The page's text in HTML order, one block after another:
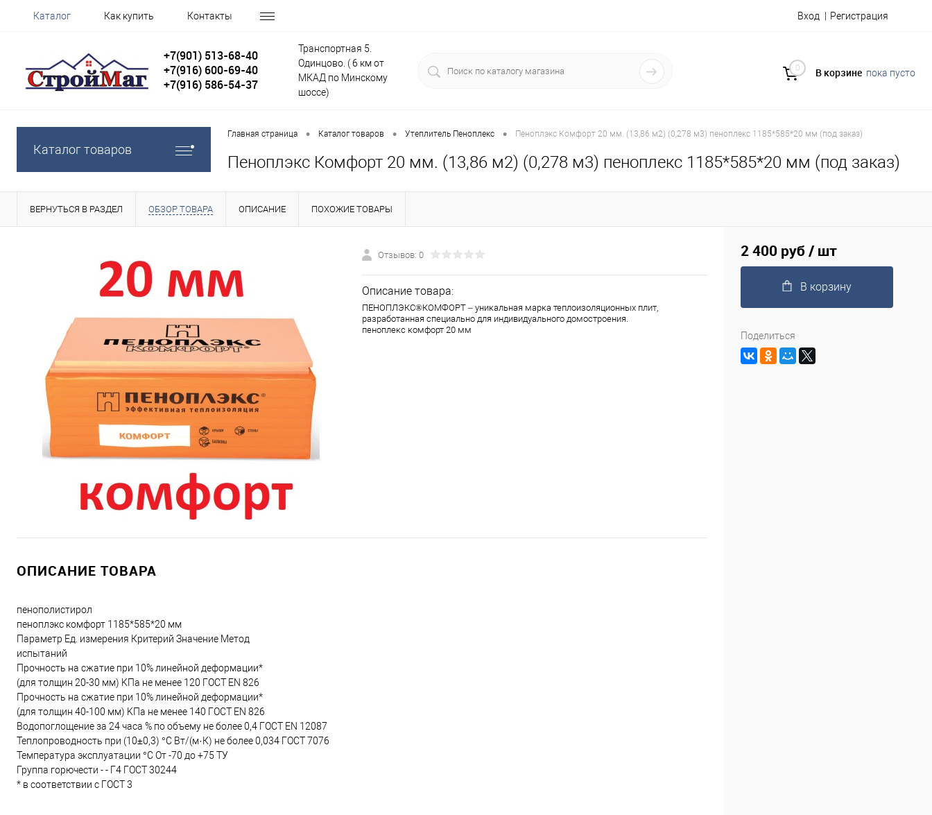
Каталог Как купить Контакты Вход Регистрация
+7(901) 513-68-40
+7(916) 600-69-40
+7(916) 586-54-37
Транспортная 5.
Одинцово. ( 6 км от
МКАД по Минскому
шоссе)
0 В корзине пока пусто
Каталог товаров
Главная страница • Каталог товаров • Утеплитель Пеноплекс • Пеноплэкс Комфорт 20 мм. (13,86 м2) (0,278 м3) пеноплекс 1185*585*20 мм (под заказ)
Пеноплэкс Комфорт 20 мм. (13,86 м2) (0,278 м3) пеноплекс 1185*585*20 мм (под заказ)
ВЕРНУТЬСЯ В РАЗДЕЛ ОБЗОР ТОВАРА ОПИСАНИЕ ПОХОЖИЕ ТОВАРЫ
Отзывов: 0
Описание товара:
ПЕНОПЛЭКС®КОМФОРТ – уникальная марка теплоизоляционных плит,
разработанная специально для индивидуального домостроения.
пеноплекс комфорт 20 мм
ОПИСАНИЕ ТОВАРА
пенополистирол
пеноплэкс комфорт 1185*585*20 мм
Параметр Ед. измерения Критерий Значение Метод
испытаний
Прочность на сжатие при 10% линейной деформации*
(для толщин 20-30 мм) KПа не менее 120 ГОСТ EN 826
Прочность на сжатие при 10% линейной деформации*
(для толщин 40-100 мм) KПа не менее 140 ГОСТ EN 826
Водопоглощение за 24 часа % по объему не более 0,4 ГОСТ EN 12087
Теплопроводность при (10±0,3) °С Вт/(м·К) не более 0,034 ГОСТ 7076
Температура эксплуатации °С От -70 до +75 ТУ
Группа горючести - - Г4 ГОСТ 30244
* в соответствии с ГОСТ 3
2 400 руб/ шт
В корзину
Поделиться